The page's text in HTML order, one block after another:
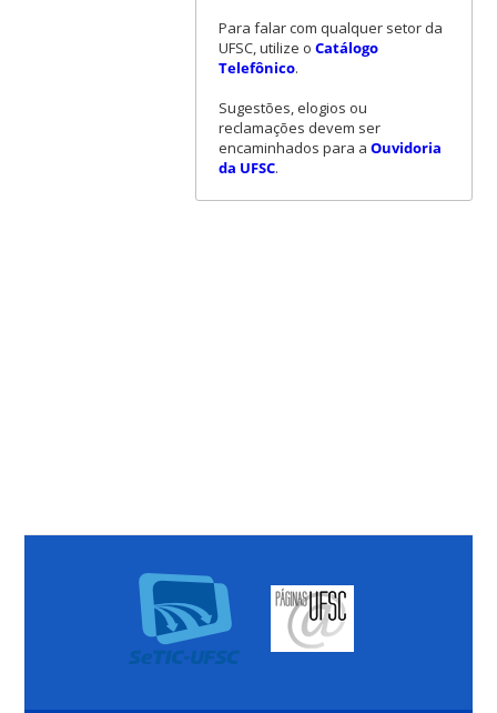
Para falar com qualquer setor da
UFSC, utilize o Catálogo
Telefônico.
Sugestões, elogios ou
reclamações devem ser
encaminhados para a Ouvidoria
da UFSC.